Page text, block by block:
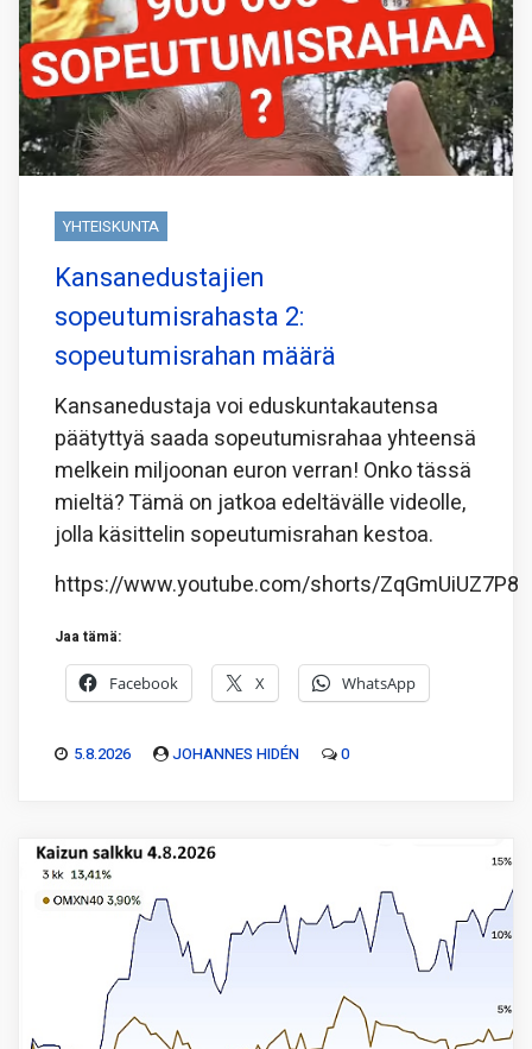
YHTEISKUNTA
Kansanedustajien
sopeutumisrahasta 2:
sopeutumisrahan määrä
Kansanedustaja voi eduskuntakautensa
päätyttyä saada sopeutumisrahaa yhteensä
melkein miljoonan euron verran! Onko tässä
mieltä? Tämä on jatkoa edeltävälle videolle,
jolla käsittelin sopeutumisrahan kestoa.
https://www.youtube.com/shorts/ZqGmUiUZ7P8
Jaa tämä:
Facebook X WhatsApp
5.8.2026 JOHANNES HIDÉN 0